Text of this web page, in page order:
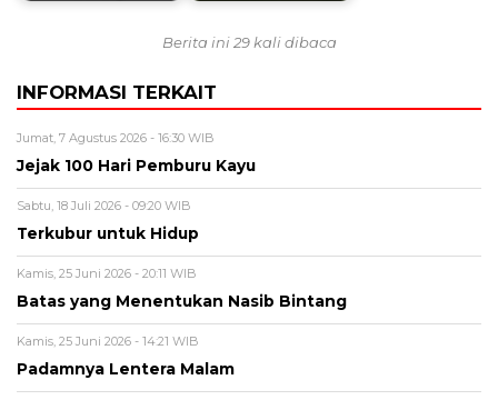
Berita ini 29 kali dibaca
INFORMASI TERKAIT
Jumat, 7 Agustus 2026 - 16:30 WIB
Jejak 100 Hari Pemburu Kayu
Sabtu, 18 Juli 2026 - 09:20 WIB
Terkubur untuk Hidup
Kamis, 25 Juni 2026 - 20:11 WIB
Batas yang Menentukan Nasib Bintang
Kamis, 25 Juni 2026 - 14:21 WIB
Padamnya Lentera Malam